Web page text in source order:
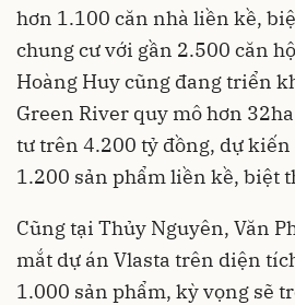
hơn 1.100 căn nhà liền kề,
chung cư với gần 2.500 căn
Hoàng Huy cũng đang triển
Green River quy mô hơn
tư trên 4.200 tỷ đồng, dự kiến
1.200 sản phẩm liền kề, biệt
Cũng tại Thủy Nguyên, Văn
mắt dự án Vlasta trên diện
1.000 sản phẩm, kỳ vọng sẽ